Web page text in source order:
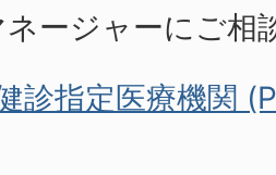
ージャーにご相
診指定医療機関